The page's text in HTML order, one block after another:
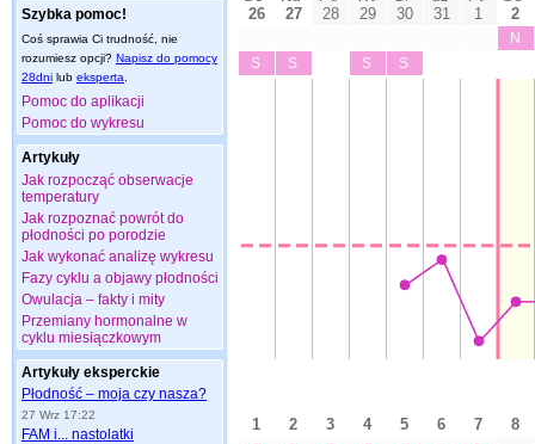
Szybka pomoc!
Coś sprawia Ci trudność, nie
rozumiesz opcji? Napisz do pomocy
28dni lub eksperta
Pomoc do aplikacji
Pomoc do wykresu
Artykuły
Jak rozpocząć obserwacje
temperatury
Jak rozpoznać powrót do
płodności po porodzie
Jak wykonać analizę wykresu
Fazy cyklu a objawy płodności
Owulacja – fakty i mity
Przemiany hormonalne w
cyklu miesiączkowym
Artykuły eksperckie
Płodność – moja czy nasza?
27 Wrz 17:22
FAM i... nastolatki